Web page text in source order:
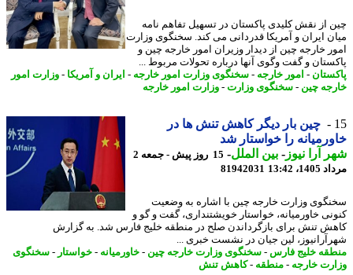
از نقش کلیدی پاکستان در تسهیل تفاهم نامه
ایران و آمریکا قدردانی می کند. سخنگوی وزارت
خارجه چین از دیدار وزیران امور خارجه چین و
و گفت وگوی آنها درباره تحولات مربوط ...
-امور خارجه-سخنگوی وزارت امور خارجه-ایران و آمریکا- وزارت امور
چین -سخنگوی وزارت - وزارت امور خارجه
چین بار دیگر کاهش تنش ها در
را خواستار شد
آرا نیوز-بین الملل-
15 روز پیش - جمعه 2
13:42
81942031
وزارت خارجه چین با اشاره به وضعیت
خاورمیانه، خواستار خویشتنداری، گفت و گو و
تنش برای بازگرداندن صلح در منطقه خلیج فارس شد. به گزارش
لین جیان در نشست خبری ...
خلیج فارس-سخنگوی وزارت خارجه چین -خاورمیانه-خواستار-سخنگوی
خارجه-منطقه-کاهش تنش